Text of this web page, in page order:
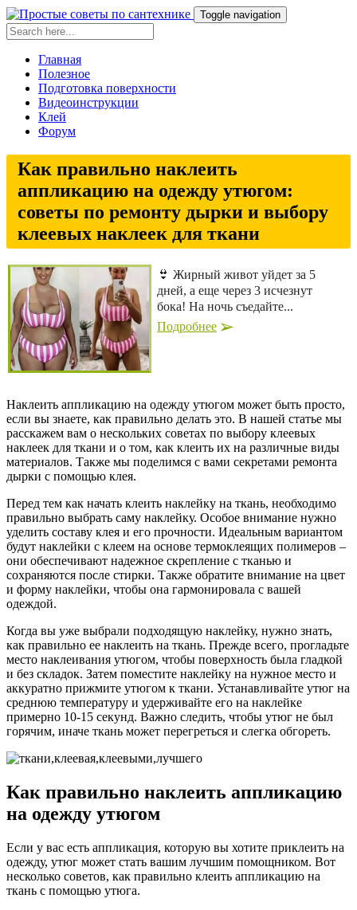
Toggle navigation
Главная
Полезное
Подготовка поверхности
Видеоинструкции
Клей
Форум
Как правильно наклеить
аппликацию на одежду утюгом:
советы по ремонту дырки и выбору
клеевых наклеек для ткани
👙 Жирный живот уйдет за 5
дней, а еще через 3 исчезнут
бока! На ночь съедайте...
Подробнее
Наклеить аппликацию на одежду утюгом может быть просто,
если вы знаете, как правильно делать это. В нашей статье мы
расскажем вам о нескольких советах по выбору клеевых
наклеек для ткани и о том, как клеить их на различные виды
материалов. Также мы поделимся с вами секретами ремонта
дырки с помощью клея.
Перед тем как начать клеить наклейку на ткань, необходимо
правильно выбрать саму наклейку. Особое внимание нужно
уделить составу клея и его прочности. Идеальным вариантом
будут наклейки с клеем на основе термоклеящих полимеров –
они обеспечивают надежное скрепление с тканью и
сохраняются после стирки. Также обратите внимание на цвет
и форму наклейки, чтобы она гармонировала с вашей
одеждой.
Когда вы уже выбрали подходящую наклейку, нужно знать,
как правильно ее наклеить на ткань. Прежде всего, прогладьте
место наклеивания утюгом, чтобы поверхность была гладкой
и без складок. Затем поместите наклейку на нужное место и
аккуратно прижмите утюгом к ткани. Устанавливайте утюг на
среднюю температуру и удерживайте его на наклейке
примерно 10-15 секунд. Важно следить, чтобы утюг не был
горячим, иначе ткань может перегреться и слегка обгореть.
Как правильно наклеить аппликацию
на одежду утюгом
Если у вас есть аппликация, которую вы хотите приклеить на
одежду, утюг может стать вашим лучшим помощником. Вот
несколько советов, как правильно клеить аппликацию на
ткань с помощью утюга.